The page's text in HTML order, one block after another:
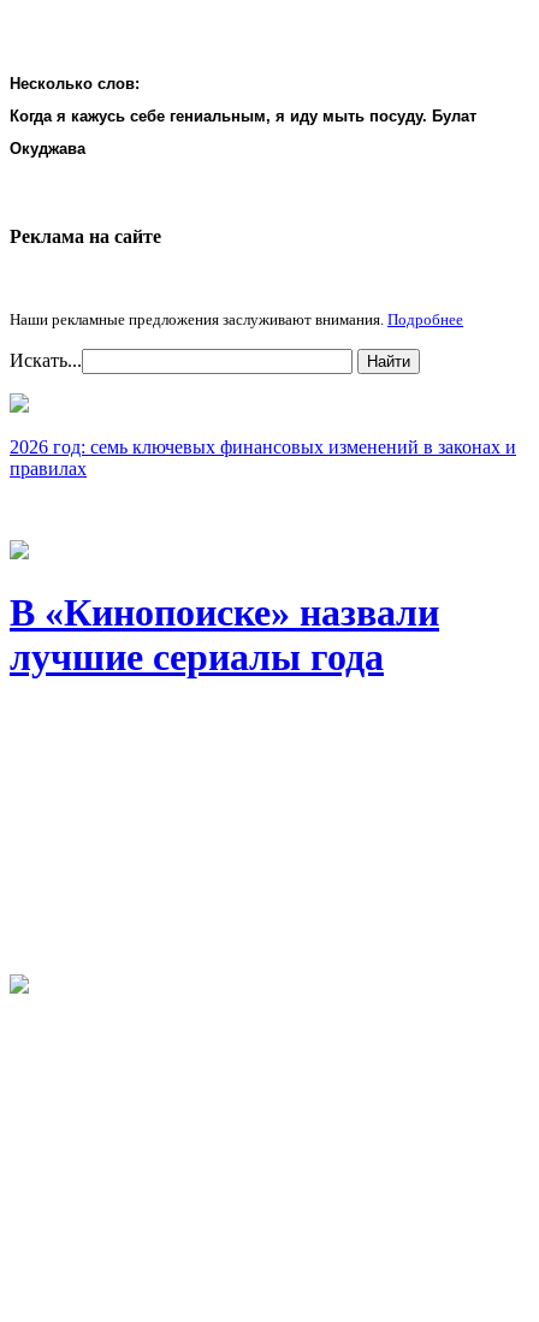
Несколько слов:
Когда я кажусь себе гениальным, я иду мыть посуду. Булат
Окуджава
Реклама на cайте
Наши рекламные предложения заслуживают внимания. Подробнее
Искать... Найти
2026 год: семь ключевых финансовых изменений в законах и
правилах
В «Кинопоиске» назвали
лучшие сериалы года